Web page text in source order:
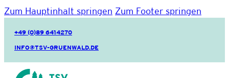
Zum Hauptinhalt springen Zum Footer springen
+49 (0)89 6414270
INFO@TSV-GRUENWALD.DE